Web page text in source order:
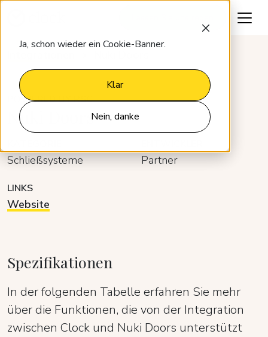
Ja, schon wieder ein Cookie-Banner.
Klar
Nein, danke
POWERED BY RSC
Nuki Doors
Schließsysteme Partner
LINKS
Website
Spezifikationen
In der folgenden Tabelle erfahren Sie mehr
über die Funktionen, die von der Integration
zwischen Clock und Nuki Doors unterstützt